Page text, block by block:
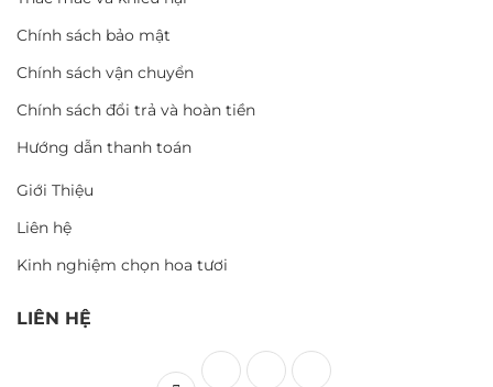
Chính sách bảo mật
Chính sách vận chuyển
Chính sách đổi trả và hoàn tiền
Hướng dẫn thanh toán
Giới Thiệu
Liên hệ
Kinh nghiệm chọn hoa tươi
LIÊN HỆ